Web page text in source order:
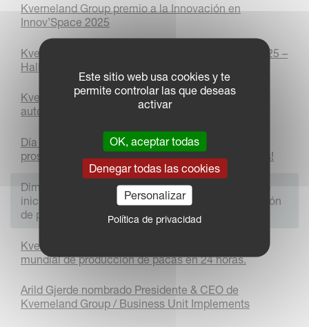
Kverneland Group premio a la Innovación en
Innov’Space 2025
Kverneland Group ¡todo listo para Agritechnica 2025 –
Hall 5!
Kverneland bate el récord mundial de arado
autónomo con AgXeed
Día Internacional de la Mujer 2025: ¡Las mujeres
prosperan en sectores dominados por los hombres!
Dimensions Agri Technologies y Kverneland Group
inician colaboración en el campo de la pulverización
de precisión.
Kverneland FastBale Premium consigue el récord
mundial de producción de pacas en 24 horas.
Arild Gjerde nombrado Presidente & CEO de
Kverneland Group / Business Unit Implements
Este sitio web usa cookies y te
permite controlar las que deseas
activar
OK, aceptar todas
Denegar todas las cookies
Personalizar
Política de privacidad